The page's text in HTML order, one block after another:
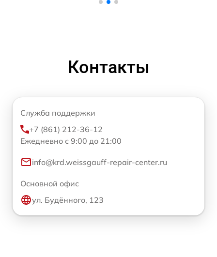
Контакты
Служба поддержки
+7 (861) 212-36-12
Ежедневно с 9:00 до 21:00
info@krd.weissgauff-repair-center.ru
Основной офис
ул. Будённого, 123